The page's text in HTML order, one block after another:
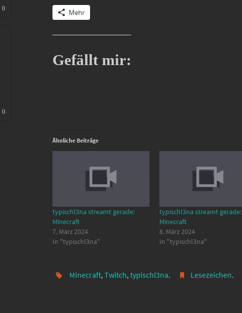
Mehr
Gefällt mir:
Ähnliche Beiträge
typischl3na streamt gerade:
Minecraft
7. März 2024
In "typischl3na"
typischl3na streamt gerade:
Minecraft
8. März 2024
In "typischl3na"
Minecraft, Twitch, typischl3na. Lesezeichen.
0
0